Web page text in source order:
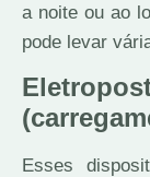
a noite ou ao
pode levar
Esses